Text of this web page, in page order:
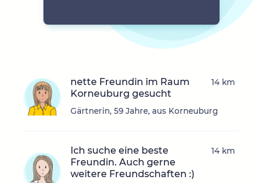
nette Freundin im Raum
Korneuburg gesucht
Gärtnerin, 59 Jahre, aus Korneuburg
14 km
Ich suche eine beste
Freundin. Auch gerne
weitere Freundschaften :)
14 km